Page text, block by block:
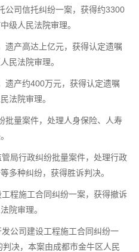
公司信托纠纷一案，获得约3300
级人民法院审理。
遗产高达上亿元，获得认定遗嘱
民法院审理。
遗产约400万元，获得认定遗嘱
法院审理。
批量案件，处理人身保险、人寿
局行政纠纷批量案件，处理行政
多种纠纷，获得胜诉判决。
程施工合同纠纷一案，获得撤诉
院审理。
公司建设工程施工合同纠纷一
决，本案由成都市金牛区人民